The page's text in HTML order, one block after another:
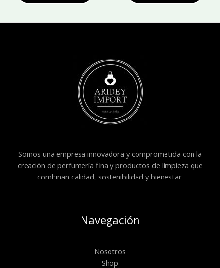
Somos una empresa innovadora y comprometida con la
creación de perfumería fina y productos de limpieza que
combinan calidad, sostenibilidad y bienestar.
Navegación
Nosotros
Shop